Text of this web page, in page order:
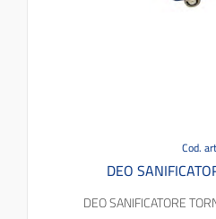
Cod.
DEO
DEO SANIFICATORE